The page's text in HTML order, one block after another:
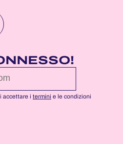
accettare i termini e le condizioni